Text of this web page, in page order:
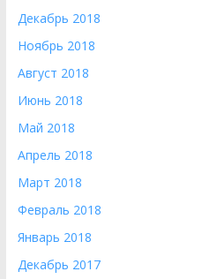
Декабрь 2018
Ноябрь 2018
Август 2018
Июнь 2018
Май 2018
Апрель 2018
Март 2018
Февраль 2018
Январь 2018
Декабрь 2017